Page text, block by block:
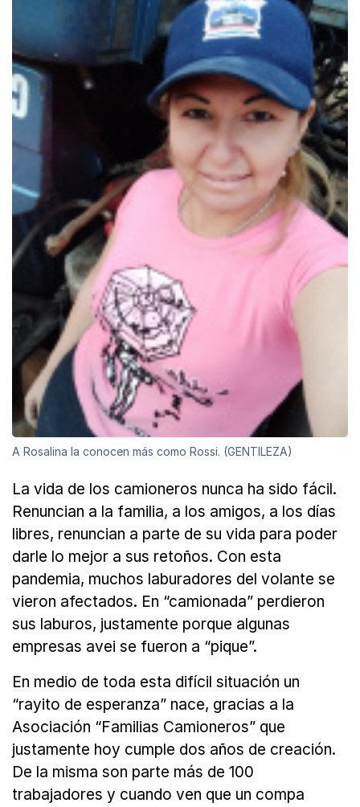
A Rosalina la conocen más como Rossi. (GENTILEZA)
La vida de los camioneros nunca ha sido fácil.
Renuncian a la familia, a los amigos, a los días
libres, renuncian a parte de su vida para poder
darle lo mejor a sus retoños. Con esta
pandemia, muchos laburadores del volante se
vieron afectados. En “camionada” perdieron
sus laburos, justamente porque algunas
empresas avei se fueron a “pique”.
En medio de toda esta difícil situación un
“rayito de esperanza” nace, gracias a la
Asociación “Familias Camioneros” que
justamente hoy cumple dos años de creación.
De la misma son parte más de 100
trabajadores y cuando ven que un compa